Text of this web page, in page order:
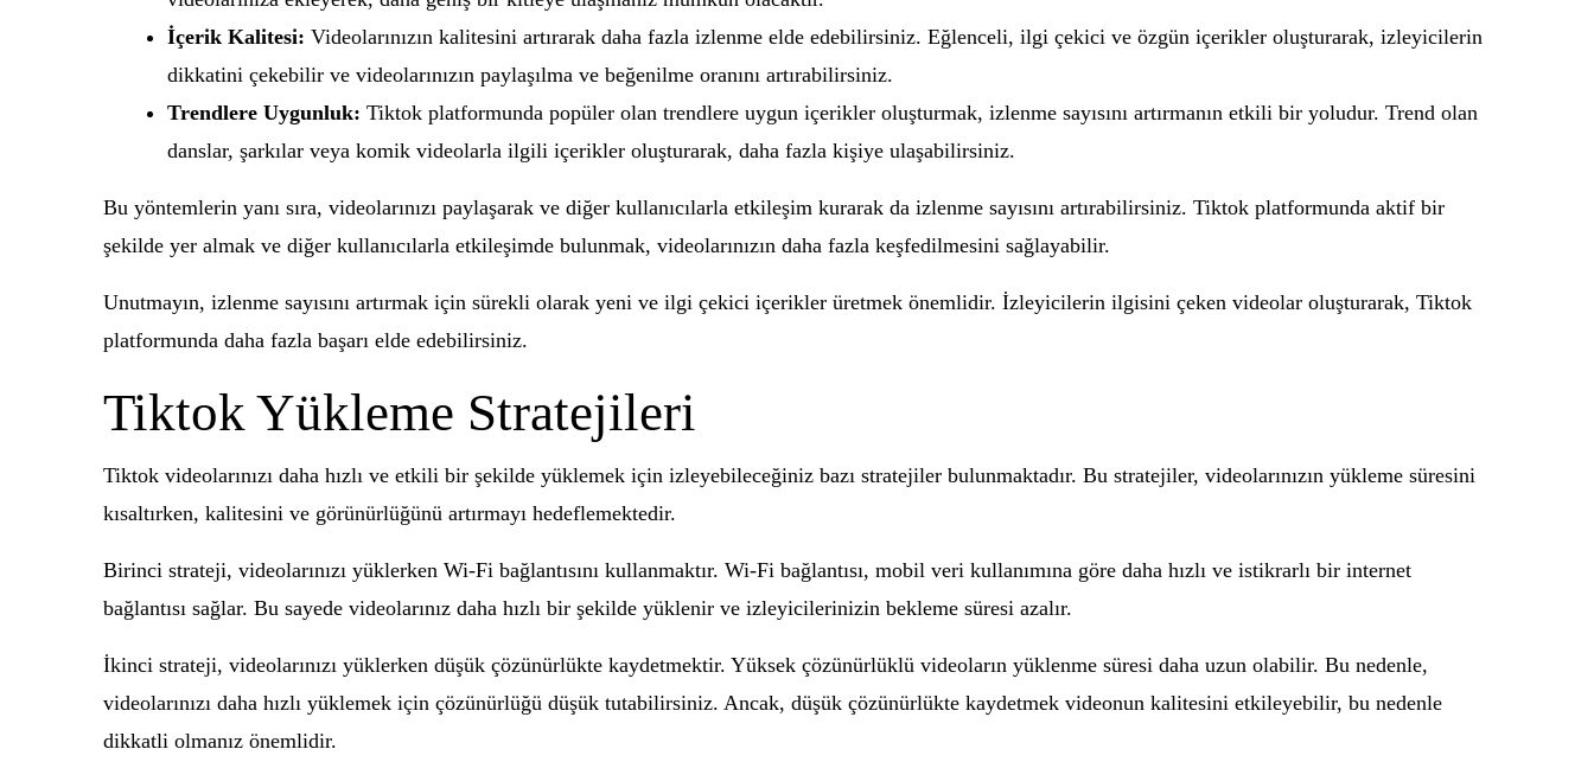
İçerik Kalitesi: Videolarınızın kalitesini artırarak daha fazla izlenme elde edebilirsiniz. Eğlenceli, ilgi çekici ve özgün içerikler oluşturarak, izleyicilerin
dikkatini çekebilir ve videolarınızın paylaşılma ve beğenilme oranını artırabilirsiniz.
Trendlere Uygunluk: Tiktok platformunda popüler olan trendlere uygun içerikler oluşturmak, izlenme sayısını artırmanın etkili bir yoludur. Trend olan
danslar, şarkılar veya komik videolarla ilgili içerikler oluşturarak, daha fazla kişiye ulaşabilirsiniz.
Bu yöntemlerin yanı sıra, videolarınızı paylaşarak ve diğer kullanıcılarla etkileşim kurarak da izlenme sayısını artırabilirsiniz. Tiktok platformunda aktif bir
şekilde yer almak ve diğer kullanıcılarla etkileşimde bulunmak, videolarınızın daha fazla keşfedilmesini sağlayabilir.
Unutmayın, izlenme sayısını artırmak için sürekli olarak yeni ve ilgi çekici içerikler üretmek önemlidir. İzleyicilerin ilgisini çeken videolar oluşturarak, Tiktok
platformunda daha fazla başarı elde edebilirsiniz.
Tiktok Yükleme Stratejileri
Tiktok videolarınızı daha hızlı ve etkili bir şekilde yüklemek için izleyebileceğiniz bazı stratejiler bulunmaktadır. Bu stratejiler, videolarınızın yükleme süresini
kısaltırken, kalitesini ve görünürlüğünü artırmayı hedeflemektedir.
Birinci strateji, videolarınızı yüklerken Wi-Fi bağlantısını kullanmaktır. Wi-Fi bağlantısı, mobil veri kullanımına göre daha hızlı ve istikrarlı bir internet
bağlantısı sağlar. Bu sayede videolarınız daha hızlı bir şekilde yüklenir ve izleyicilerinizin bekleme süresi azalır.
İkinci strateji, videolarınızı yüklerken düşük çözünürlükte kaydetmektir. Yüksek çözünürlüklü videoların yüklenme süresi daha uzun olabilir. Bu nedenle,
videolarınızı daha hızlı yüklemek için çözünürlüğü düşük tutabilirsiniz. Ancak, düşük çözünürlükte kaydetmek videonun kalitesini etkileyebilir, bu nedenle
dikkatli olmanız önemlidir.